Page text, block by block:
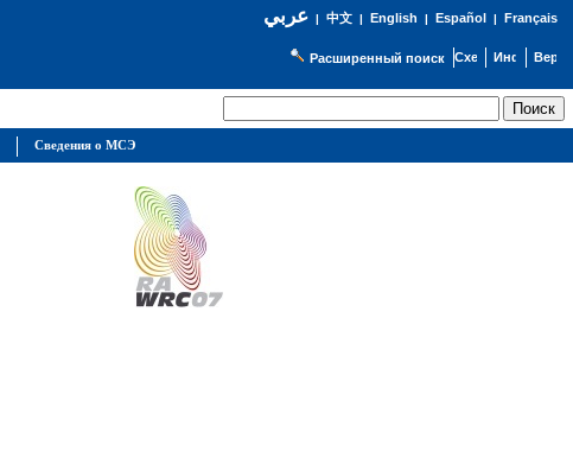
عربي| 中文| English | Español | Français
Расширенный поиск
Сведения о МСЭ